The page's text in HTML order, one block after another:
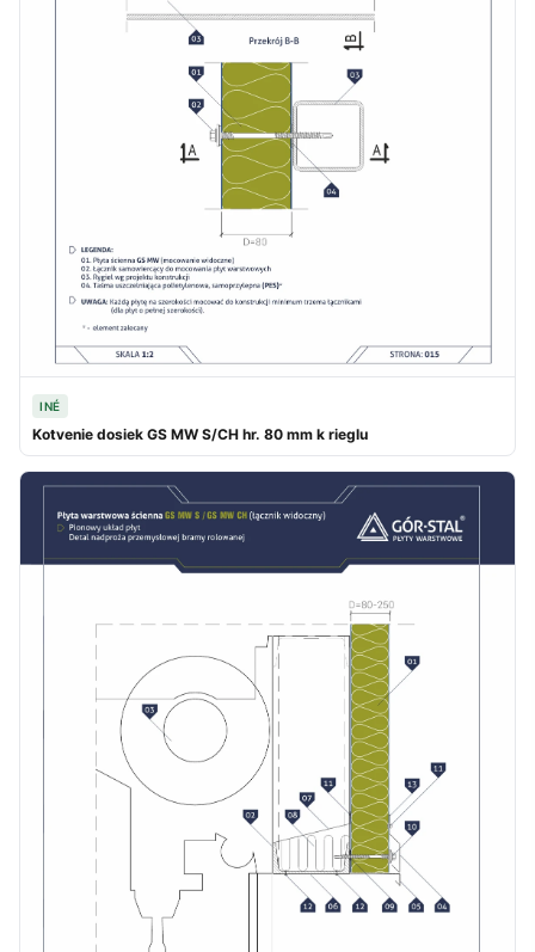
INÉ
Kotvenie dosiek GS MW S/CH hr. 80 mm k rieglu